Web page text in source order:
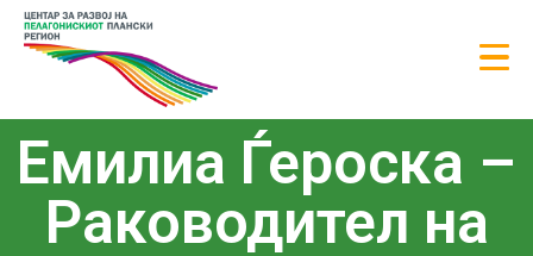
Емилиа Ѓероска –
Раководител на